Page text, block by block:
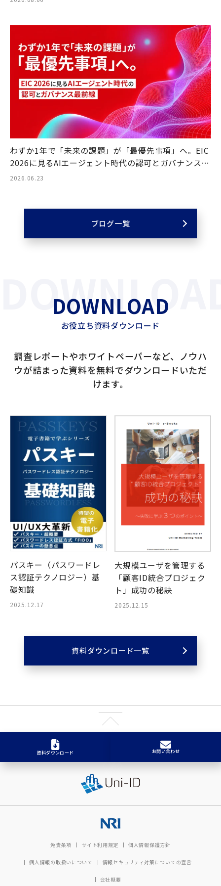
わずか1年で「未来の課題」が「最優先事項」へ。EIC
2026に見るAIエージェント時代の認可とガバナンス最
前線
2026.06.23
ブログ一覧
DOWNLOAD
お役立ち資料ダウンロード
調査レポートやホワイトペーパーなど、ノウハ
ウが詰まった資料を無料でダウンロードいただ
けます。
パスキー（パスワードレ
ス認証テクノロジー）基
礎知識
2025.12.17
大規模ユーザを管理する
「顧客ID統合プロジェク
ト」成功の秘訣
2025.12.15
資料ダウンロード一覧
資料ダウンロード お問い合わせ
免責条項 サイト利用規定 個人情報保護方針
個人情報の取扱いについて 情報セキュリティ対策についての宣言
会社概要